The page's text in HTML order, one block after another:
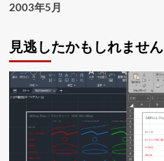
2003年5月
見逃したかもしれません